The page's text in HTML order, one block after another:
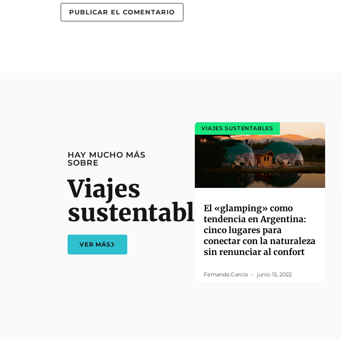
HAY MUCHO MÁS
SOBRE
Viajes
sustentables
VER MÁS
VIAJES SUSTENTABLES
El «glamping» como
tendencia en Argentina:
cinco lugares para
conectar con la naturaleza
sin renunciar al confort
Fernanda García junio 15, 2022